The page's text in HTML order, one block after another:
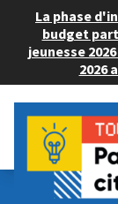
La phase
budget
jeunesse
2026
Budget